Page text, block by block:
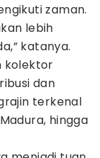
zaman.
lebih
katanya.
kolektor
dan
terkenal
hingga